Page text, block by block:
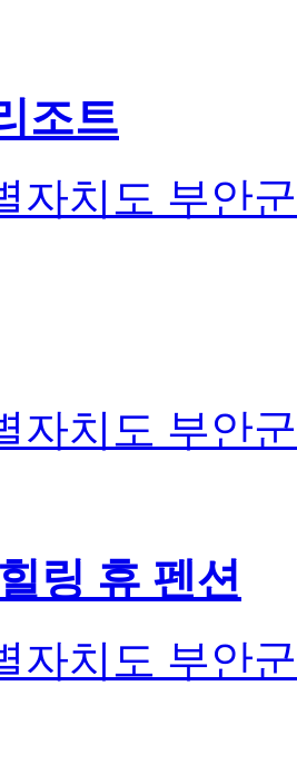
조트
자치도 부안
자치도 부안
링 휴 펜션
자치도 부안